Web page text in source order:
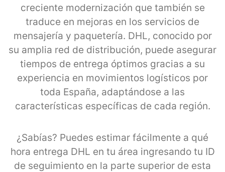
creciente modernización que también se
traduce en mejoras en los servicios de
mensajería y paquetería. DHL, conocido por
su amplia red de distribución, puede asegurar
tiempos de entrega óptimos gracias a su
experiencia en movimientos logísticos por
toda España, adaptándose a las
características específicas de cada región.
¿Sabías? Puedes estimar fácilmente a qué
hora entrega DHL en tu área ingresando tu ID
de seguimiento en la parte superior de esta